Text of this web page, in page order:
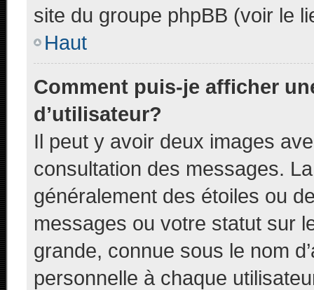
site du groupe phpBB (voir le
Haut
Comment puis-je afficher
d’utilisateur?
Il peut y avoir deux images
consultation des messages.
généralement des étoiles ou
messages ou votre statut sur
grande, connue sous le nom
personnelle à chaque